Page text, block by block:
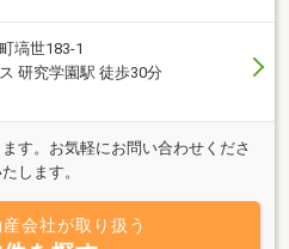
塙世183-1
研究学園駅 徒歩30分
す。お気軽にお問い合わせくださ
します。
会社が取り扱う